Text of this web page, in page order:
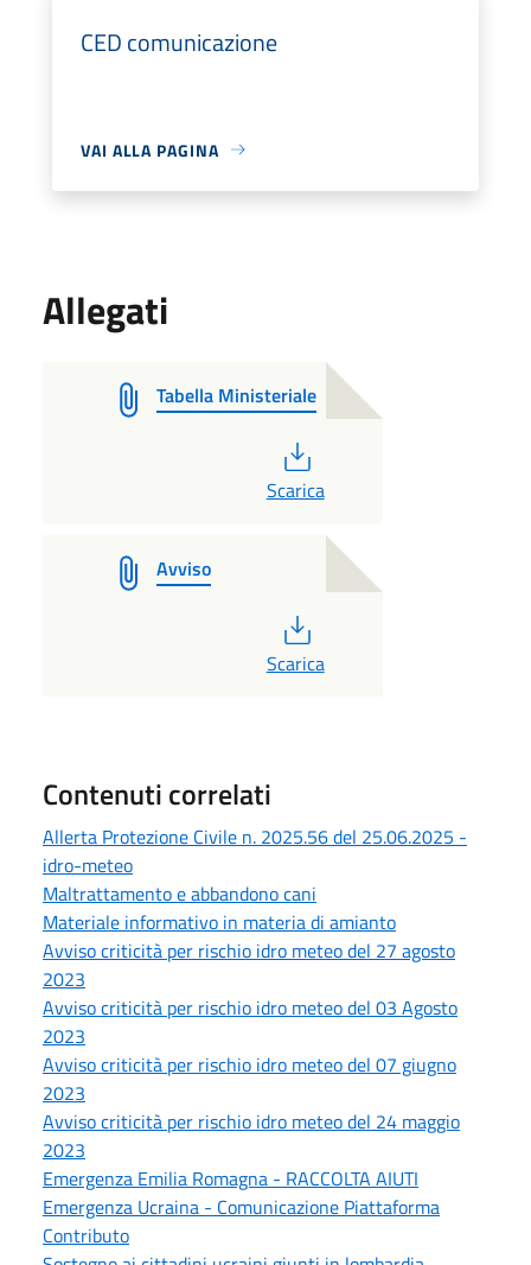
CED comunicazione
VAI ALLA PAGINA
Allegati
Tabella Ministeriale
Scarica
Avviso
Scarica
Contenuti correlati
Allerta Protezione Civile n. 2025.56 del 25.06.2025 -
idro-meteo
Maltrattamento e abbandono cani
Materiale informativo in materia di amianto
Avviso criticità per rischio idro meteo del 27 agosto
2023
Avviso criticità per rischio idro meteo del 03 Agosto
2023
Avviso criticità per rischio idro meteo del 07 giugno
2023
Avviso criticità per rischio idro meteo del 24 maggio
2023
Emergenza Emilia Romagna - RACCOLTA AIUTI
Emergenza Ucraina - Comunicazione Piattaforma
Contributo